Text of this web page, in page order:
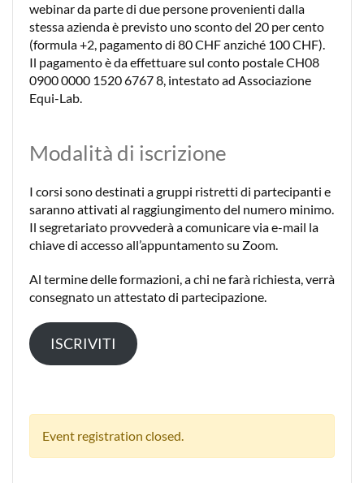
webinar da parte di due persone provenienti dalla
stessa azienda è previsto uno sconto del 20 per cento
(formula +2, pagamento di 80 CHF anziché 100 CHF).
Il pagamento è da effettuare sul conto postale CH08
0900 0000 1520 6767 8, intestato ad Associazione
Equi-Lab.
Modalità di iscrizione
I corsi sono destinati a gruppi ristretti di partecipanti e
saranno attivati al raggiungimento del numero minimo.
Il segretariato provvederà a comunicare via e-mail la
chiave di accesso all’appuntamento su Zoom.
Al termine delle formazioni, a chi ne farà richiesta, verrà
consegnato un attestato di partecipazione.
ISCRIVITI
Event registration closed.